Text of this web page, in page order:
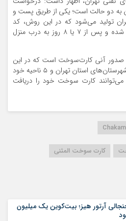
دو حالت است؛ یکی از طریق پست و
تولید می‌شود که در این روش، کد
رهگیری برای متقاضی ارسال شده و پس از ۷ یا ۸ روز به درب منزل
صدور آنی کارت‌سوخت است که در این
روش، با مراجعه به ۱۲ ناحیه شهرستان‌های استان تهران و ۵ ناحیه خود
بعد از ۴۸ ساعت می‌توانند کارت سوخت خود را دریافت
کارت سوخت المثنی
آرتور هیز؛ بیت‌کوین یک میلیون